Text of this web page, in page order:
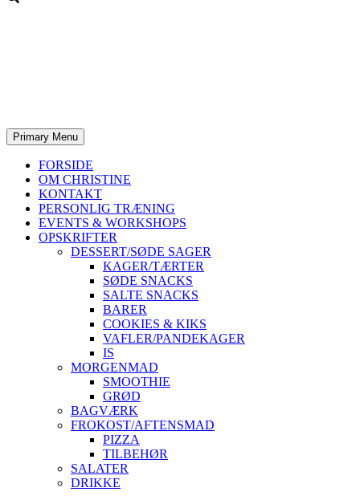
Primary Menu
FORSIDE
OM CHRISTINE
KONTAKT
PERSONLIG TRÆNING
EVENTS & WORKSHOPS
OPSKRIFTER
DESSERT/SØDE SAGER
KAGER/TÆRTER
SØDE SNACKS
SALTE SNACKS
BARER
COOKIES & KIKS
VAFLER/PANDEKAGER
IS
MORGENMAD
SMOOTHIE
GRØD
BAGVÆRK
FROKOST/AFTENSMAD
PIZZA
TILBEHØR
SALATER
DRIKKE